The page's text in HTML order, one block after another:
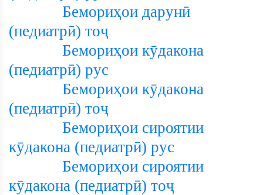
Бемориҳои дарунӣ
(педиатрӣ) тоҷ
Бемориҳои кӯдакона
(педиатрӣ) рус
Бемориҳои кӯдакона
(педиатрӣ) тоҷ
Бемориҳои сироятии
кӯдакона (педиатрӣ) рус
Бемориҳои сироятии
кӯдакона (педиатрӣ) тоҷ